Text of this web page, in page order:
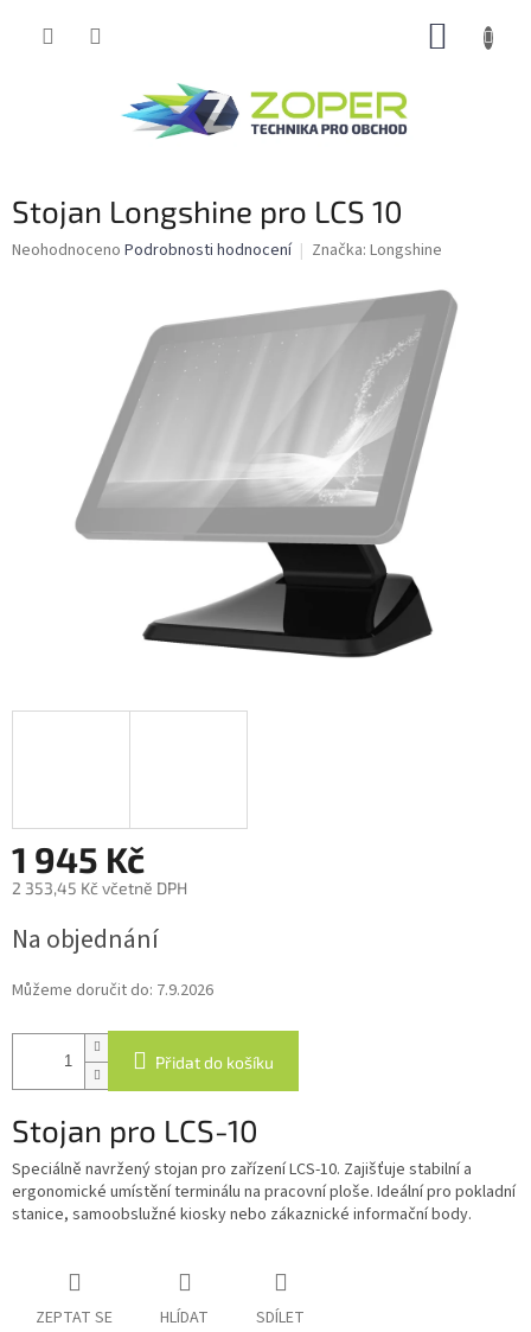
Stojan Longshine pro LCS 10
Průměrné
Neohodnoceno Podrobnosti hodnocení Značka: Longshine
1 945 Kč
2 353,45 Kč včetně DPH
cena:
Na objednání
Můžeme doručit do: 7.9.2026
Přidat do košíku
Stojan pro LCS-10
Speciálně navržený stojan pro zařízení LCS-10. Zajišťuje stabilní a
ergonomické umístění terminálu na pracovní ploše. Ideální pro pokladní
stanice, samoobslužné kiosky nebo zákaznické informační body.
ZEPTAT SE HLÍDAT SDÍLET